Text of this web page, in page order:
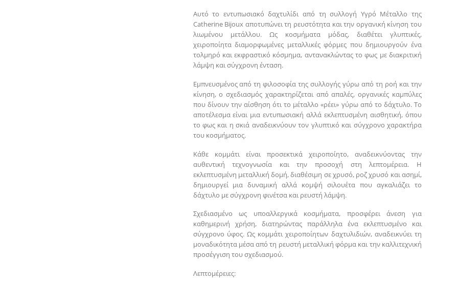
Αυτό το εντυπωσιακό δαχτυλίδι από τη συλλογή Υγρό Μέταλλο της
Catherine Bijoux αποτυπώνει τη ρευστότητα και την οργανική κίνηση του
λιωμένου μετάλλου. Ως κοσμήματα μόδας, διαθέτει γλυπτικές,
χειροποίητα διαμορφωμένες μεταλλικές φόρμες που δημιουργούν ένα
τολμηρό και εκφραστικό κόσμημα, αντανακλώντας το φως με διακριτική
λάμψη και σύγχρονη ένταση.
Εμπνευσμένος από τη φιλοσοφία της συλλογής γύρω από τη ροή και την
κίνηση, ο σχεδιασμός χαρακτηρίζεται από απαλές, οργανικές καμπύλες
που δίνουν την αίσθηση ότι το μέταλλο «ρέει» γύρω από το δάχτυλο. Το
αποτέλεσμα είναι μια εντυπωσιακή αλλά εκλεπτυσμένη αισθητική, όπου
το φως και η σκιά αναδεικνύουν τον γλυπτικό και σύγχρονο χαρακτήρα
του κοσμήματος.
Κάθε κομμάτι είναι προσεκτικά χειροποίητο, αναδεικνύοντας την
αυθεντική τεχνογνωσία και την προσοχή στη λεπτομέρεια. Η
εκλεπτυσμένη μεταλλική δομή, διαθέσιμη σε χρυσό, ροζ χρυσό και ασημί,
δημιουργεί μια δυναμική αλλά κομψή σιλουέτα που αγκαλιάζει το
δάχτυλο με σύγχρονη φινέτσα και ρευστή λάμψη.
Σχεδιασμένο ως υποαλλεργικά κοσμήματα, προσφέρει άνεση για
καθημερινή χρήση, διατηρώντας παράλληλα ένα εκλεπτυσμένο και
σύγχρονο ύφος. Ως κομμάτι χειροποίητων δαχτυλιδιών, αναδεικνύει τη
μοναδικότητα μέσα από τη ρευστή μεταλλική φόρμα και την καλλιτεχνική
προσέγγιση του σχεδιασμού.
Λεπτομέρειες: